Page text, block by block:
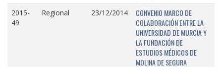
2015-
49
Regional 23/12/2014
CONVENIO MARCO DE
COLABORACIÓN ENTRE LA
UNIVERSIDAD DE MURCIA Y
LA FUNDACIÓN DE
ESTUDIOS MÉDICOS DE
MOLINA DE SEGURA